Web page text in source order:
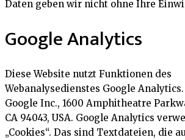
Daten geben wir nicht ohne Ihre
Google Analytics
Diese Website nutzt Funktionen des
Webanalysedienstes Google
Google Inc., 1600 Amphitheatre
CA 94043, USA. Google Analytics
„Cookies“. Das sind Textdateien, die